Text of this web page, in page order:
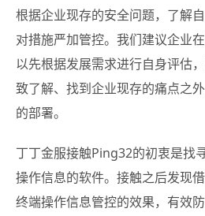
根据企业现存的安全问题，了解
对措施严加管控。我们建议企业
以先根据发展需求进行自身评估
致了解、找到企业现存的痛点之
的部署。
丁丁金服接触Ping32的初衷是找
操作信息的软件。接触之后发现
终端操作信息管控的效果，有效